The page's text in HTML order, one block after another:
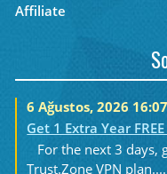
Affiliate
6 Ağustos, 2026
Get 1 Extra Year
For the next 3 days,
Trust.Zone VPN plan....